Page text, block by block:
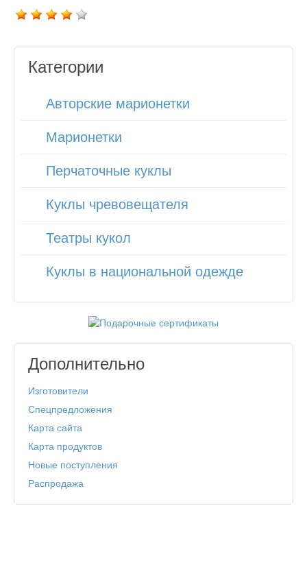
Категории
Авторские марионетки
Марионетки
Перчаточные куклы
Куклы чревовещателя
Театры кукол
Куклы в национальной одежде
Дополнительно
Изготовители
Спецпредложения
Карта сайта
Карта продуктов
Новые поступления
Распродажа